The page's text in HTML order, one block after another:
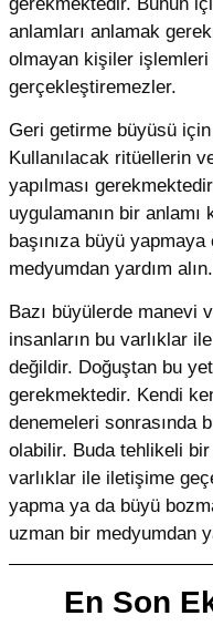
anlamları anlamak
olmayan kişiler işlemleri
gerçekleştiremezler.
Geri getirme büyüsü
Kullanılacak ritüellerin
yapılması
uygulamanın bir
başınıza büyü
medyumdan yardım alın.
Bazı büyülerde manevi
insanların bu varlıklar
değildir. Doğuştan bu
gerekmektedir. Kendi
denemeleri sonrasında
olabilir. Buda tehlikeli
varlıklar ile iletişime
yapma ya da büyü
uzman bir medyumdan
En Son